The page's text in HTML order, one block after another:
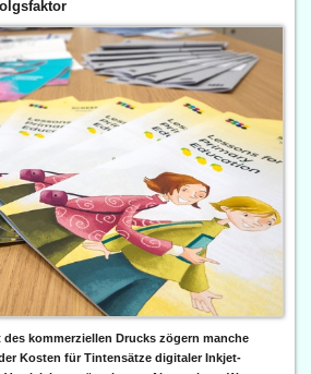
kommerziellen Drucks zögern manche
Kosten für Tintensätze digitaler Inkjet-